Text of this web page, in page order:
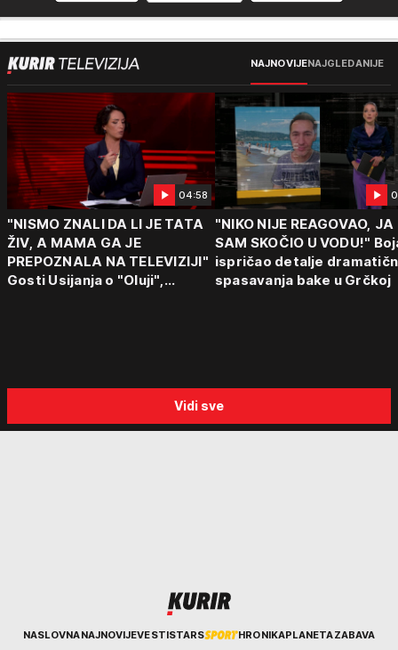
NAJNOVIJENAJGLEDANIJE
04:58
"NISMO ZNALI DA LI JE TATA
ŽIV, A MAMA GA JE
PREPOZNALA NA TELEVIZIJI"
Gosti Usijanja o "Oluji",
"NIKO NIJE REAGOVAO, JA
SAM SKOČIO U VODU!"
ispričao detalje
spasavanja bake u Grčkoj
Vidi sve
KurirNASLOVNANAJNOVIJEVESTISTARS HRONIKAPLANETAZABAVA